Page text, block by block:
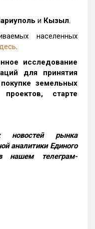
и Кызыл.
населенных
.
исследование
для принятия
земельных
старте
новостей рынка
аналитики Единого
нашем телеграм-